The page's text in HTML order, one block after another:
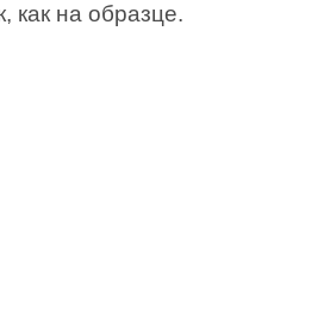
как на образце.